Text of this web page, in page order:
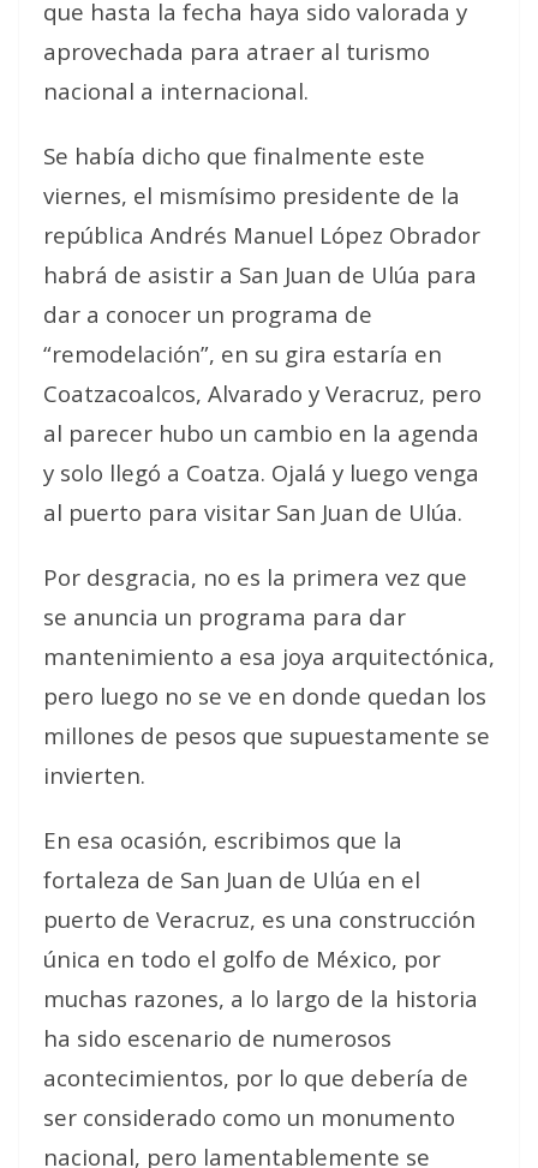
que hasta la fecha haya sido valorada y
aprovechada para atraer al turismo
nacional a internacional.
Se había dicho que finalmente este
viernes, el mismísimo presidente de la
república Andrés Manuel López Obrador
habrá de asistir a San Juan de Ulúa para
dar a conocer un programa de
“remodelación”, en su gira estaría en
Coatzacoalcos, Alvarado y Veracruz, pero
al parecer hubo un cambio en la agenda
y solo llegó a Coatza. Ojalá y luego venga
al puerto para visitar San Juan de Ulúa.
Por desgracia, no es la primera vez que
se anuncia un programa para dar
mantenimiento a esa joya arquitectónica,
pero luego no se ve en donde quedan los
millones de pesos que supuestamente se
invierten.
En esa ocasión, escribimos que la
fortaleza de San Juan de Ulúa en el
puerto de Veracruz, es una construcción
única en todo el golfo de México, por
muchas razones, a lo largo de la historia
ha sido escenario de numerosos
acontecimientos, por lo que debería de
ser considerado como un monumento
nacional, pero lamentablemente se